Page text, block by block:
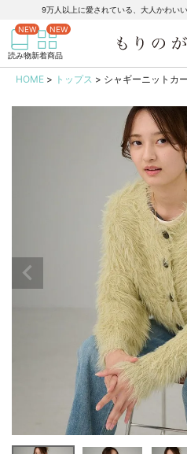
9万人以上に愛されている、大人かわい
読み物新着商品
商品を検索
HOME トップス シャギーニットカ